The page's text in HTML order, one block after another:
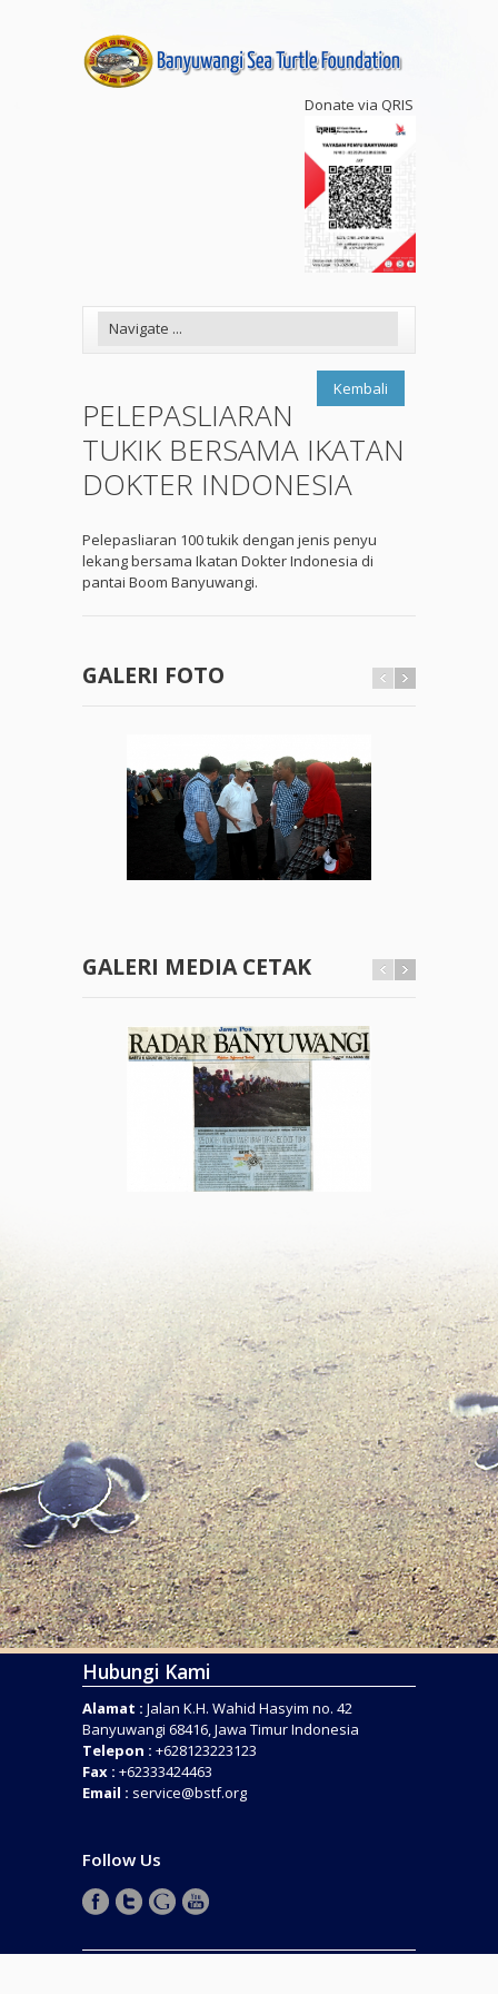
Donate via QRIS
Kembali
PELEPASLIARAN
TUKIK BERSAMA IKATAN
DOKTER INDONESIA
Pelepasliaran 100 tukik dengan jenis penyu
lekang bersama Ikatan Dokter Indonesia di
pantai Boom Banyuwangi.
GALERI FOTO
GALERI MEDIA CETAK
Hubungi Kami
Alamat : Jalan K.H. Wahid Hasyim no. 42
Banyuwangi 68416, Jawa Timur Indonesia
Telepon : +628123223123
Fax : +62333424463
Email : service@bstf.org
Follow Us